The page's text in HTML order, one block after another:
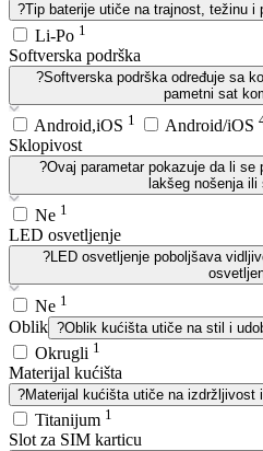
?Tip baterije utiče na trajnost, težinu i
Li-Po 1
Softverska podrška
?Softverska podrška određuje sa
pametni sat
Android,iOS 1 Android/iOS
Sklopivost
?Ovaj parametar pokazuje da li
lakšeg nošenja ili
Ne 1
LED osvetljenje
?LED osvetljenje poboljšava
Ne 1
Oblik ?Oblik kućišta utiče na stil i
Okrugli 1
Materijal kućišta
?Materijal kućišta utiče na izdržljivost
Titanijum 1
Slot za SIM karticu